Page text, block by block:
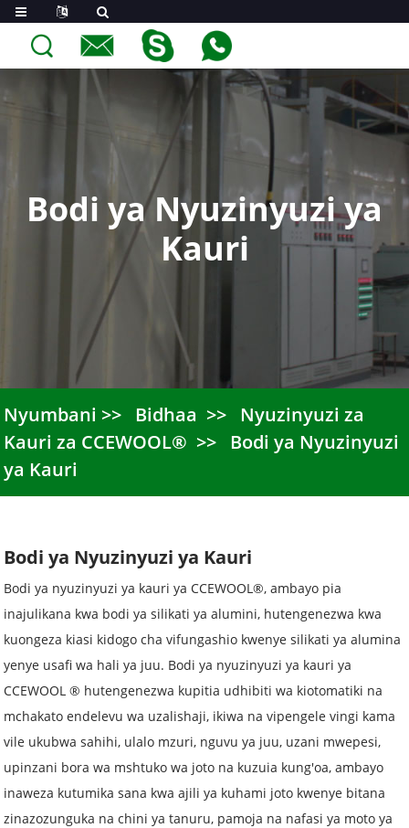
Bodi ya Nyuzinyuzi ya
Kauri
Nyumbani Bidhaa
Nyuzinyuzi za
Kauri za CCEWOOL®
Bodi ya Nyuzinyuzi
ya Kauri
Bodi ya Nyuzinyuzi ya Kauri
Bodi ya nyuzinyuzi ya kauri ya CCEWOOL®, ambayo pia
inajulikana kwa bodi ya silikati ya alumini, hutengenezwa kwa
kuongeza kiasi kidogo cha vifungashio kwenye silikati ya alumina
yenye usafi wa hali ya juu. Bodi ya nyuzinyuzi ya kauri ya
CCEWOOL ® hutengenezwa kupitia udhibiti wa kiotomatiki na
mchakato endelevu wa uzalishaji, ikiwa na vipengele vingi kama
vile ukubwa sahihi, ulalo mzuri, nguvu ya juu, uzani mwepesi,
upinzani bora wa mshtuko wa joto na kuzuia kung'oa, ambayo
inaweza kutumika sana kwa ajili ya kuhami joto kwenye bitana
zinazozunguka na chini ya tanuru, pamoja na nafasi ya moto ya